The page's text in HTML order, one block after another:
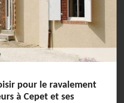
pour le ravalement
à Cepet et ses